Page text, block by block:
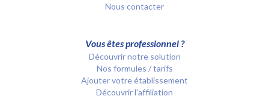
Nous contacter
Vous êtes professionnel ?
Découvrir notre solution
Nos formules / tarifs
Ajouter votre établissement
Découvrir l'affiliation